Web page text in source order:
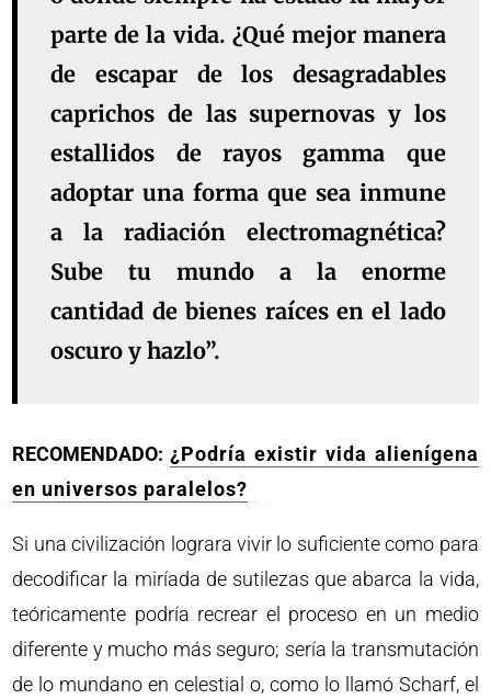
parte de la vida. ¿Qué mejor manera
de escapar de los desagradables
caprichos de las supernovas y los
estallidos de rayos gamma que
adoptar una forma que sea inmune
a la radiación electromagnética?
Sube tu mundo a la enorme
cantidad de bienes raíces en el lado
oscuro y hazlo”.
RECOMENDADO:¿Podría existir vida alienígena
en universos paralelos?
Si una civilización lograra vivir lo suficiente como para
decodificar la miríada de sutilezas que abarca la vida,
teóricamente podría recrear el proceso en un medio
diferente y mucho más seguro; sería la transmutación
de lo mundano en celestial o, como lo llamó Scharf, el